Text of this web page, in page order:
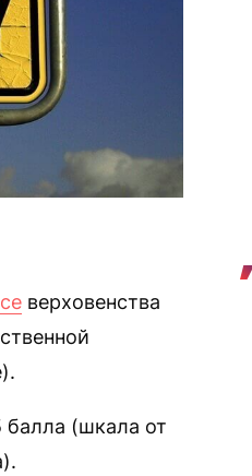
верховенства
балла (шкала от